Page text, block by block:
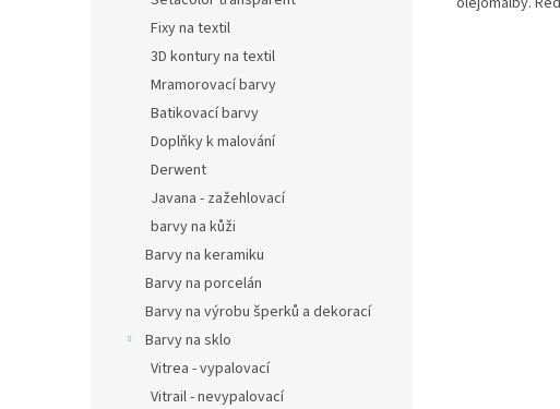
Fixy na textil
3D kontury na textil
Mramorovací barvy
Batikovací barvy
Doplňky k malování
Derwent
Javana - zažehlovací
barvy na kůži
Barvy na keramiku
Barvy na porcelán
Barvy na výrobu šperků a dekorací
Barvy na sklo
Vitrea - vypalovací
Vitrail - nevypalovací